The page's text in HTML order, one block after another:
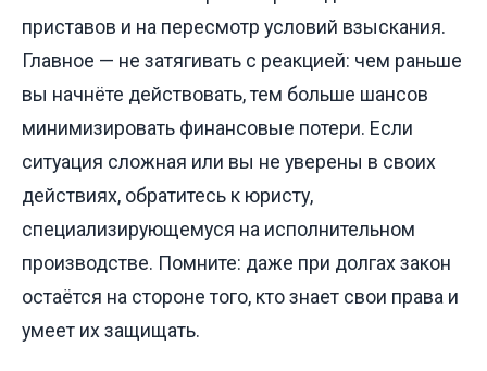
приставов и на пересмотр условий взыскания.
Главное — не затягивать с реакцией: чем раньше
вы начнёте действовать, тем больше шансов
минимизировать финансовые потери. Если
ситуация сложная или вы не уверены в своих
действиях, обратитесь к юристу,
специализирующемуся на исполнительном
производстве. Помните: даже при долгах закон
остаётся на стороне того, кто знает свои права и
умеет их защищать.